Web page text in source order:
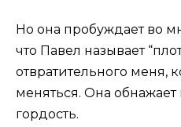
Но она пробуждает во
что Павел называет
отвратительного меня,
меняться. Она
гордость.